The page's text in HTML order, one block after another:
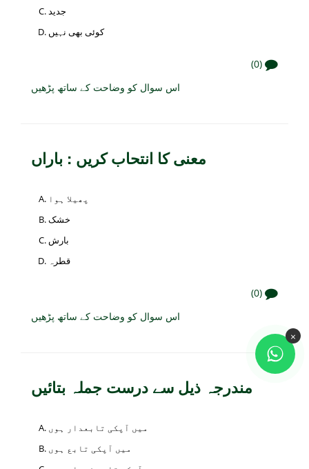
جدید
کوئی بھی نہیں
(0)
اس سوال کو وضاحت کے ساتھ پڑھیں
معنی کا انتحاب کریں : باراں
پھیلا ہوا
خشک
بارش
قطرہ
(0)
اس سوال کو وضاحت کے ساتھ پڑھیں
مندرجہ ذیل سے درست جملہ بتائیں
میں آپکی تابعدار ہوں
میں آپکی تابع ہوں
×